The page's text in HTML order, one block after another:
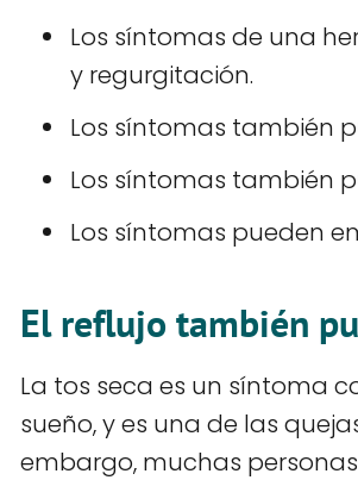
Los síntomas de una
y regurgitación.
Los síntomas también
Los síntomas también
Los síntomas pueden
El reflujo también
La tos seca es un síntoma
sueño, y es una de las
embargo, muchas